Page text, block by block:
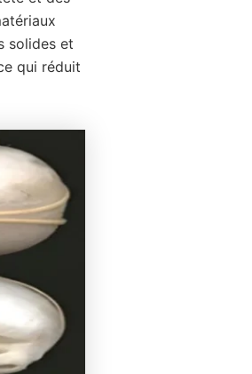
solides et
qui réduit